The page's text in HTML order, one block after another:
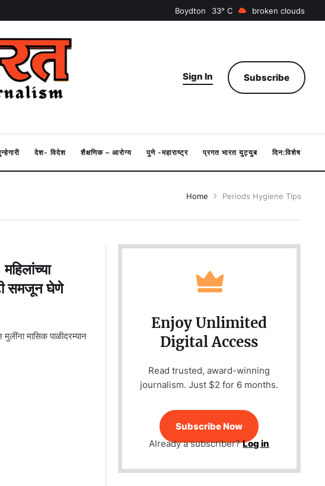
Boydton 33 broken clouds
Sign In Subscribe
देश- विदेश शैक्षणिक – आरोग्य पुणे -महाराष्ट्र प्रगत भारत युट्युब दिन:विशेष
Home Periods Hygiene Tips
समजून घेणे
मासिक पाळीदरम्यान
Enjoy Unlimited
Digital Access
Read trusted, award-winning
journalism. Just $2 for 6 months.
Subscribe Now
Already a subscriber?Log in